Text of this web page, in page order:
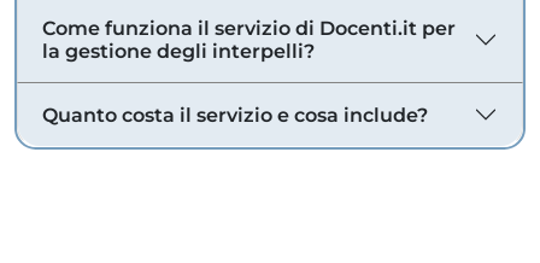
Come funziona il servizio di Docenti.it per
la gestione degli interpelli?
Quanto costa il servizio e cosa include?